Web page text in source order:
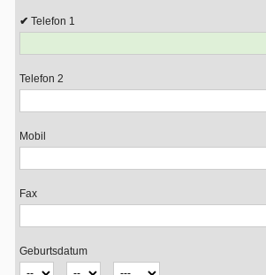
Telefon 1
Telefon 2
Mobil
Fax
Geburtsdatum